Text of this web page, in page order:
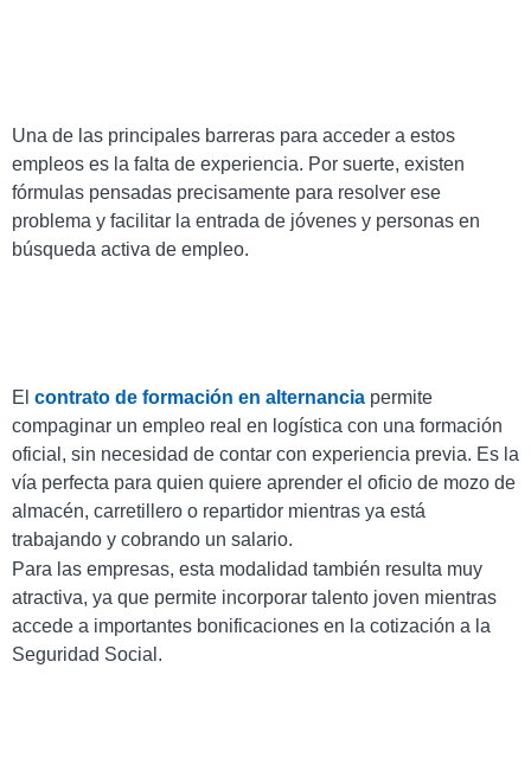
Una de las principales barreras para acceder a estos
empleos es la falta de experiencia. Por suerte, existen
fórmulas pensadas precisamente para resolver ese
problema y facilitar la entrada de jóvenes y personas en
búsqueda activa de empleo.
El contrato de formación en alternancia permite
compaginar un empleo real en logística con una formación
oficial, sin necesidad de contar con experiencia previa. Es la
vía perfecta para quien quiere aprender el oficio de mozo de
almacén, carretillero o repartidor mientras ya está
trabajando y cobrando un salario.
Para las empresas, esta modalidad también resulta muy
atractiva, ya que permite incorporar talento joven mientras
accede a importantes bonificaciones en la cotización a la
Seguridad Social.